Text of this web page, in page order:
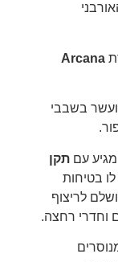
Arcana
בשבבי
עם תקן
בטיחות
לריצוף
וחדרי רחצה.